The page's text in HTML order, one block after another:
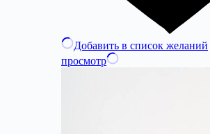
Добавить в список желаний
просмотр